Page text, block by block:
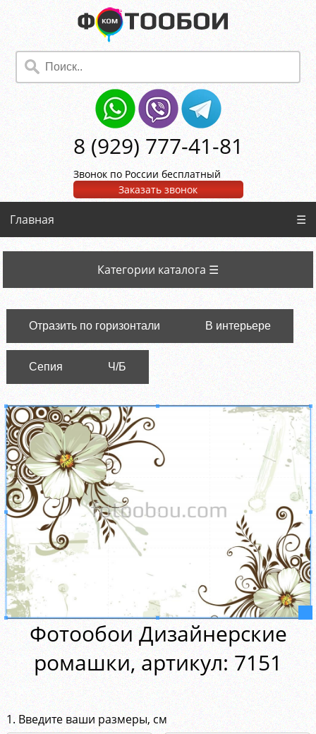
8 (929) 777-41-81
Звонок по России бесплатный
Заказать звонок
Главная ☰
Категории каталога ☰
Отразить по горизонтали В интерьере
Сепия Ч/Б
Фотообои Дизайнерские
ромашки, aртикул: 7151
1. Введите ваши размеры, см